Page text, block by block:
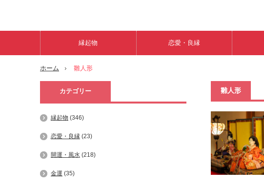
縁起物 恋愛・良縁
ホーム 雛人形
雛人形
カテゴリー
縁起物 (346)
恋愛・良縁 (23)
開運・風水 (218)
金運 (35)